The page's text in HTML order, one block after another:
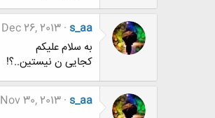
s_aa
Dec 26, 2013
به سلام علیکم
کجایی ن نیستین..؟!
s_aa
Nov 30, 2013